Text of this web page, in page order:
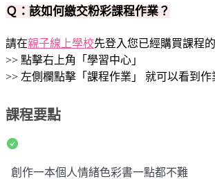
Ｑ：該如何繳交粉彩課程作業？
請在親子線上學校先登入您已經購買課程
>> 點擊右上角「學習中心」
>> 左側欄點擊「課程作業」 就可以看到作
課程要點
創作一本個人情緒色彩書一點都不難